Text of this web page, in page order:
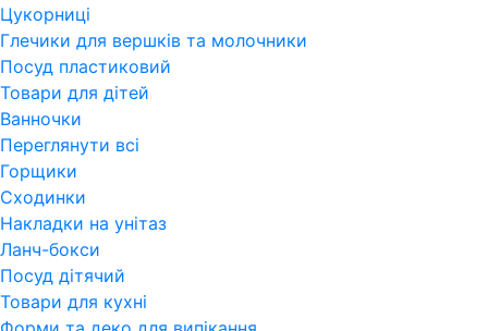
Цукорниці
Глечики для вершків та молочники
Посуд пластиковий
Товари для дітей
Ванночки
Переглянути всi
Горщики
Сходинки
Накладки на унітаз
Ланч-бокси
Посуд дітячий
Товари для кухні